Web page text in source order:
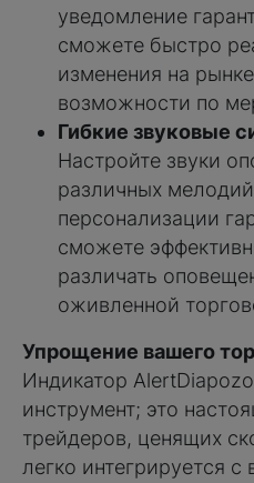
уведомление
сможете быстро
изменения на
возможности по
Гибкие звуковые
Настройте звуки
различных
персонализации
сможете
различать
оживленной
Упрощение вашего
Индикатор
инструмент; это
трейдеров, ценящих
легко интегрируется с